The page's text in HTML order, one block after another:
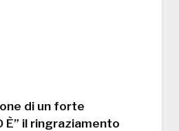
di un forte
È” il ringraziamento